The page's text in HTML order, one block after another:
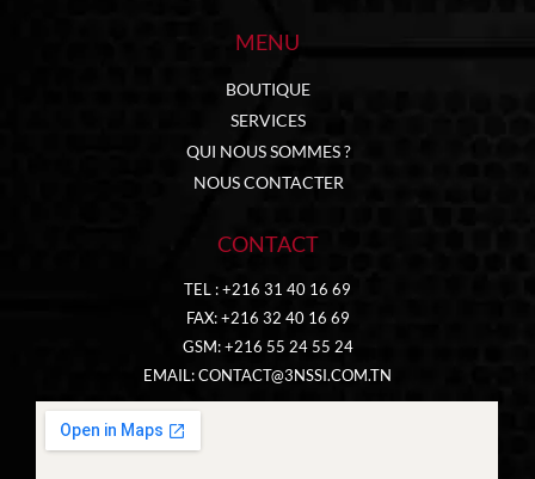
MENU
BOUTIQUE
SERVICES
QUI NOUS SOMMES ?
NOUS CONTACTER
CONTACT
TEL : +216 31 40 16 69
FAX: +216 32 40 16 69
GSM: +216 55 24 55 24
EMAIL:CONTACT@3NSSI.COM.TN